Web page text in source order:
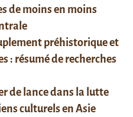
de moins en moins
préhistorique et
: résumé de recherches
de lance dans la lutte
culturels en Asie